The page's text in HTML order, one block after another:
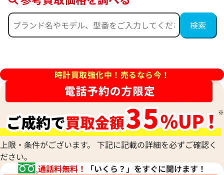
格
日時点の参考買取価格です
参考買取価格
7,380,000
※2026年7月時点の参考買取価
時計買取強化中！売るなら今！
上限・条件がございます。 下記に記載の詳細を必ずご確認く
ださい。
通話料無料！
「いくら？」をすぐに聞けます！